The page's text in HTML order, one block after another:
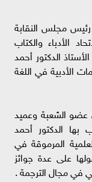
رئيس مجلس النقابة
الأدباء والكتاب
الدكتور أحمد
الأدبية في اللغة
عضو الشعبة وعميد
بها الدكتور أحمد
المرموقة في
على عدة جوائز
في مجال الترجمة .